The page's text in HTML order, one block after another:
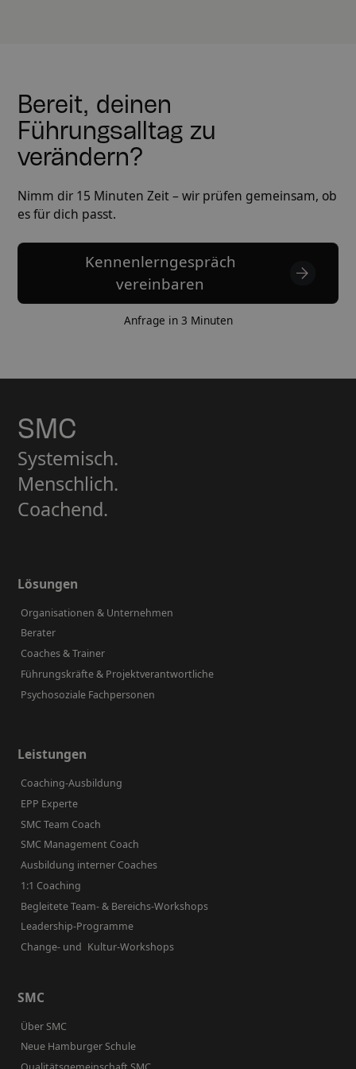
Bereit, deinen
Führungsalltag zu
verändern?
Nimm dir 15 Minuten Zeit – wir prüfen gemeinsam, ob
es für dich passt.
Kennenlerngespräch
vereinbaren
Anfrage in 3 Minuten
SMC
Systemisch.
Menschlich.
Coachend.
Lösungen
Organisationen & Unternehmen
Berater
Coaches & Trainer
Führungskräfte & Projektverantwortliche
Psychosoziale Fachpersonen
Leistungen
Coaching-Ausbildung
EPP Experte
SMC Team Coach
SMC Management Coach
Ausbildung interner Coaches
1:1 Coaching
Begleitete Team- & Bereichs-Workshops
Leadership-Programme
Change- und Kultur-Workshops
SMC
Über SMC
Neue Hamburger Schule